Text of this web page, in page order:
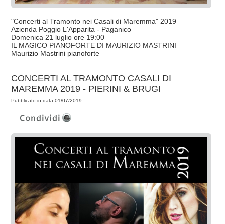
"Concerti al Tramonto nei Casali di Maremma" 2019
Azienda Poggio L'Apparita - Paganico
Domenica 21 luglio ore 19:00
IL MAGICO PIANOFORTE DI MAURIZIO MASTRINI
Maurizio Mastrini pianoforte
CONCERTI AL TRAMONTO CASALI DI
MAREMMA 2019 - PIERINI & BRUGI
Pubblicato in data 01/07/2019